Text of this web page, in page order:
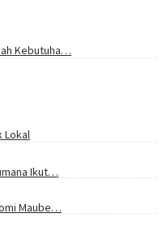
Kebutuha…
Lokal
Ikut…
Maube…